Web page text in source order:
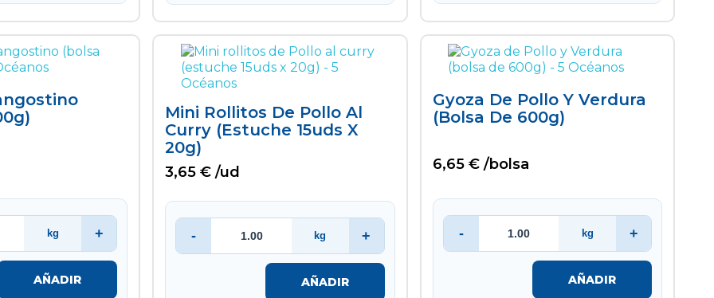
kg +
AÑADIR
Mini Rollitos De Pollo Al
Curry (estuche 15uds X
20g)
3,65 € /ud
- kg +
AÑADIR
Gyoza De Pollo Y Verdura
(bolsa De 600g)
6,65 € /bolsa
- kg +
AÑADIR